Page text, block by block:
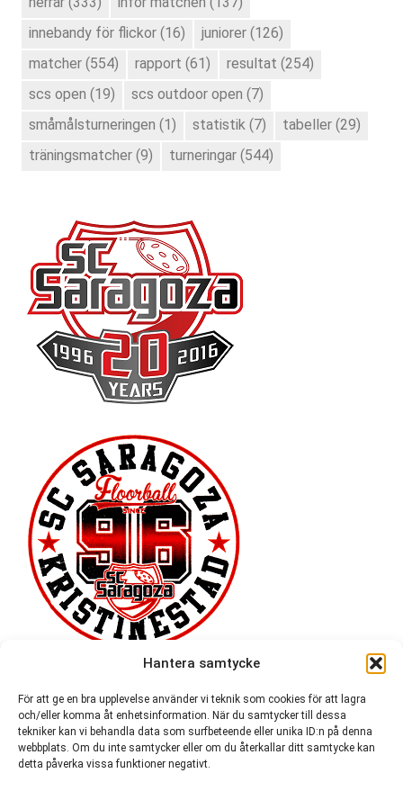
Hantera samtycke
För att ge en bra upplevelse använder vi teknik som cookies för att lagra
och/eller komma åt enhetsinformation. När du samtycker till dessa
tekniker kan vi behandla data som surfbeteende eller unika ID:n på denna
webbplats. Om du inte samtycker eller om du återkallar ditt samtycke kan
detta påverka vissa funktioner negativt.
innebandy för flickor (16) juniorer (126)
matcher (554) rapport (61) resultat (254)
scs open (19) scs outdoor open (7)
småmålsturneringen (1) statistik (7) tabeller (29)
träningsmatcher (9) turneringar (544)